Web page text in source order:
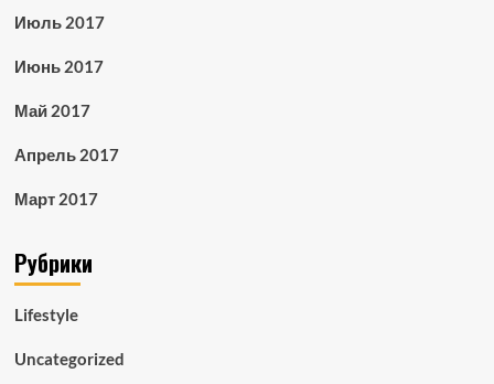
Июль 2017
Июнь 2017
Май 2017
Апрель 2017
Март 2017
Рубрики
Lifestyle
Uncategorized